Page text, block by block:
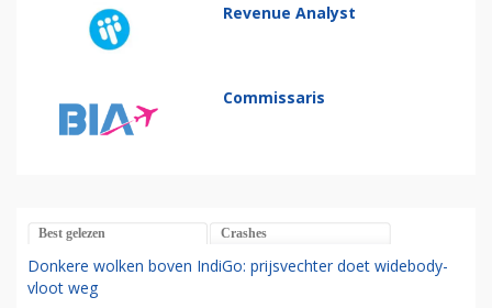
Revenue Analyst
Commissaris
Best gelezen Crashes
Donkere wolken boven IndiGo: prijsvechter doet widebody-
vloot weg